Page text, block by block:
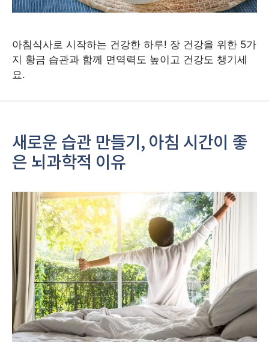
아침식사로 시작하는 건강한 하루! 장 건강을 위한 5가
지 황금 습관과 함께 면역력도 높이고 건강도 챙기세
요.
새로운 습관 만들기, 아침 시간이 좋
은 뇌과학적 이유